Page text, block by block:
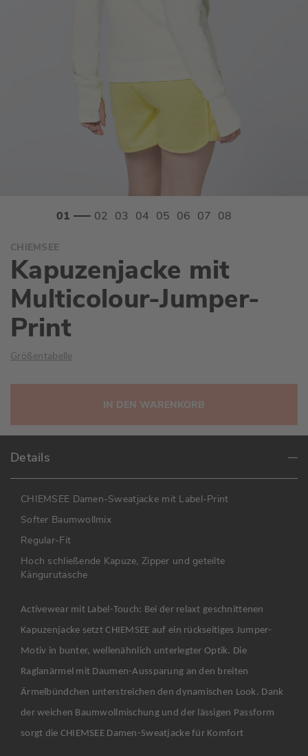
Anfang
der
Bildgalerie
springen
CHIEMSEE
Kapuzenjacke mit
Multicolour-Jumper-
Print
Größentabelle
IN DEN WARENKORB
Details
CHIEMSEE Damen-Sweatjacke mit Label-Print
Softer Baumwollmix
Regular-Fit
Hoch schließende Kapuze, Zipper und geteilte
Kängurutasche
Activewear mit Label-Touch: Bei der relaxt geschnittenen
Kapuzenjacke setzt CHIEMSEE auf ein rückseitiges Jumper-
Motiv in bunter, wellenähnlich unterlegter Optik. Die
Raglanärmel mit Daumen-Aussparung an den breiten
Ärmelbündchen unterstreichen den dynamischen Look. Dank
der weichen Baumwollmischung und der lässigen Passform
sorgt die CHIEMSEE Damen-Sweatjacke für Komfort